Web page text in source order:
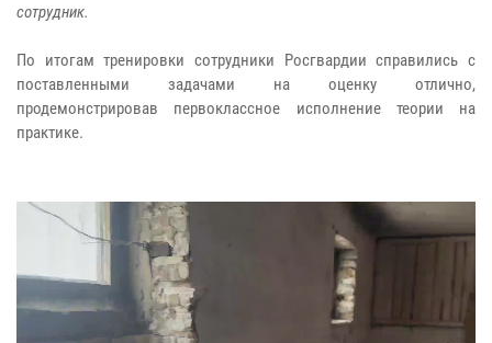
сотрудник.
По итогам тренировки сотрудники Росгвардии справились с
поставленными задачами на оценку отлично,
продемонстрировав первоклассное исполнение теории на
практике.